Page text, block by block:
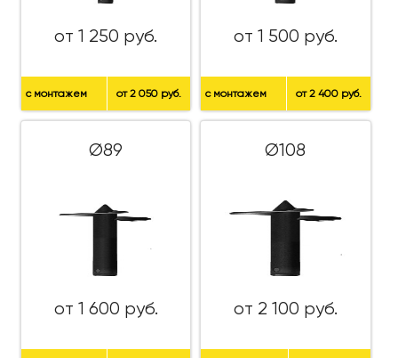
от 1 250 руб.
с монтажем от 2 050 руб.
от 1 500 руб.
с монтажем от 2 400 руб.
Ø89
от 1 600 руб.
Ø108
от 2 100 руб.